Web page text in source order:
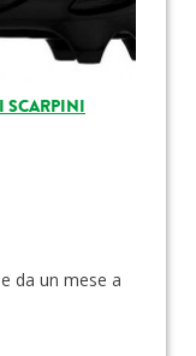
SCARPINI
da un mese a